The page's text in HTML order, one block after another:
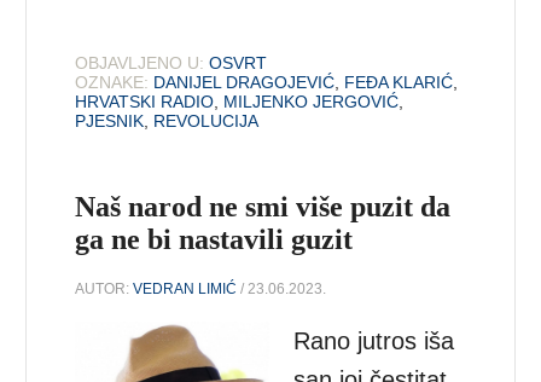
OBJAVLJENO U: OSVRT
OZNAKE: DANIJEL DRAGOJEVIĆ FEĐA KLARIĆ
HRVATSKI RADIO MILJENKO JERGOVIĆ
PJESNIK REVOLUCIJA
Naš narod ne smi više puzit da
ga ne bi nastavili guzit
AUTOR:VEDRAN LIMIĆ / 23.06.2023.
Rano jutros iša